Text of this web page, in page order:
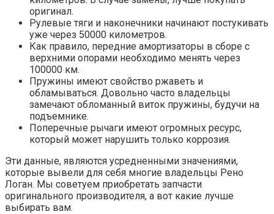
оригинал.
Рулевые тяги и наконечники начинают постукивать
уже через 50000 километров.
Как правило, передние амортизаторы в сборе с
верхними опорами необходимо менять через
100000 км.
Пружины имеют свойство ржаветь и
обламываться. Довольно часто владельцы
замечают обломанный виток пружины, будучи на
подъемнике.
Поперечные рычаги имеют огромных ресурс,
который может нарушить только коррозия.
Эти данные, являются усредненными значениями,
которые вывели для себя многие владельцы Рено
Логан. Мы советуем приобретать запчасти
оригинального производителя, а вот какие лучше
выбирать вам.